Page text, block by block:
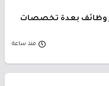
وظائف بعدة تخصصات
منذ ساعة